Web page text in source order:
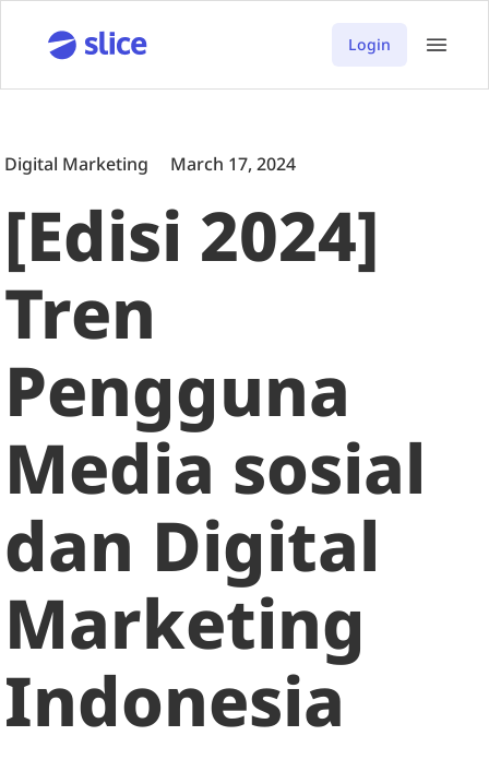
Login
Digital Marketing March 17, 2024
[Edisi 2024]
Tren
Pengguna
Media sosial
dan Digital
Marketing
Indonesia